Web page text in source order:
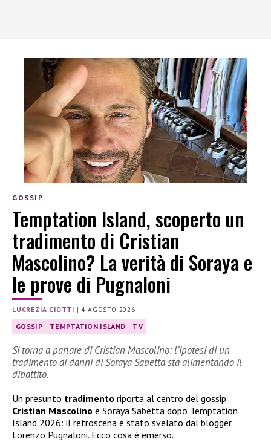
GOSSIP
Temptation Island, scoperto un
tradimento di Cristian
Mascolino? La verità di Soraya e
le prove di Pugnaloni
LUCREZIA CIOTTI |4 AGOSTO 2026
GOSSIP TEMPTATION ISLAND TV
Si torna a parlare di Cristian Mascolino: l’ipotesi di un
tradimento ai danni di Soraya Sabetta sta alimentando il
dibattito.
Un presunto tradimento riporta al centro del gossip
Cristian Mascolino e Soraya Sabetta dopo Temptation
Island 2026: il retroscena è stato svelato dal blogger
Lorenzo Pugnaloni. Ecco cosa è emerso.